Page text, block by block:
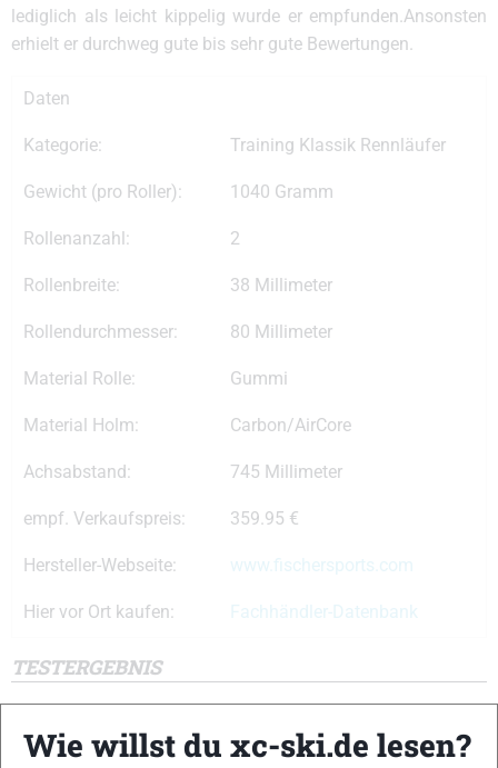
lediglich als leicht kippelig wurde er empfunden.Ansonsten
erhielt er durchweg gute bis sehr gute Bewertungen.
Daten
Kategorie: Training Klassik Rennläufer
Gewicht (pro Roller): 1040 Gramm
Rollenanzahl: 2
Rollenbreite: 38 Millimeter
Rollendurchmesser: 80 Millimeter
Material Rolle: Gummi
Material Holm: Carbon/AirCore
Achsabstand: 745 Millimeter
empf. Verkaufspreis: 359.95 €
Hersteller-Webseite: www.fischersports.com
Hier vor Ort kaufen: Fachhändler-Datenbank
TESTERGEBNIS
Skiähnlicher Abdruck 12 von 15
Wie willst du xc-ski.de lesen?